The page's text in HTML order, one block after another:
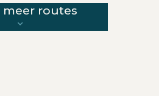
meer routes